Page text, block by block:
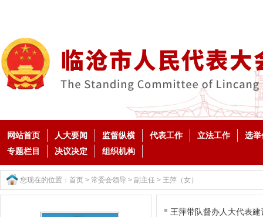
网站首页 人大要闻 监督纵横 代表工作 立法工作
选举
专题栏目
决议决定 组织机构
您现在的位置： 首页 > 常委会领导 > 副主任 > 王萍（女）
王萍带队督办人大代表建